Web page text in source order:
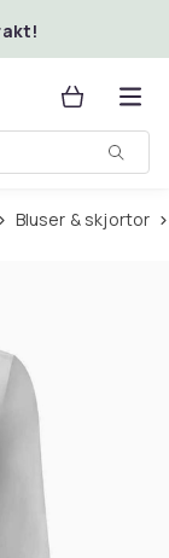
Bluser & skjortor